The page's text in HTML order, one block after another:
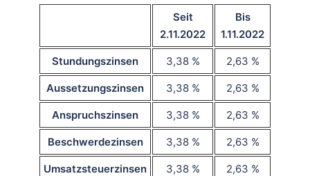
Seit
2.11.2022
Bis
1.11.2022
Stundungszinsen 3,38 % 2,63 %
Aussetzungszinsen 3,38 % 2,63 %
Anspruchszinsen 3,38 % 2,63 %
Beschwerdezinsen 3,38 % 2,63 %
Umsatzsteuerzinsen 3,38 % 2,63 %